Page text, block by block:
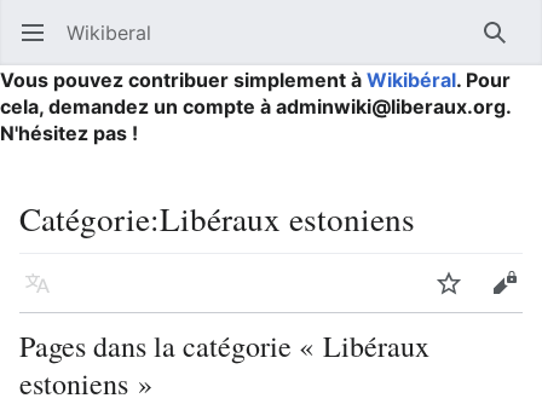
Ouvrir le menu principal Wikiberal
Vous pouvez contribuer simplement à Wikibéral. Pour
cela, demandez un compte à adminwiki@liberaux.org.
N'hésitez pas !
Catégorie:Libéraux estoniens
Langue Suivre
Pages dans la catégorie « Libéraux
estoniens »